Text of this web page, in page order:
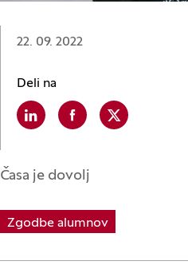
Datum:
22. 09. 2022
Deli na
Linkedin
(Odpre se v novem oknu)
Facebook
(Odpre se v novem
X
(Odpre se v
Časa je dovolj
Zgodbe alumnov